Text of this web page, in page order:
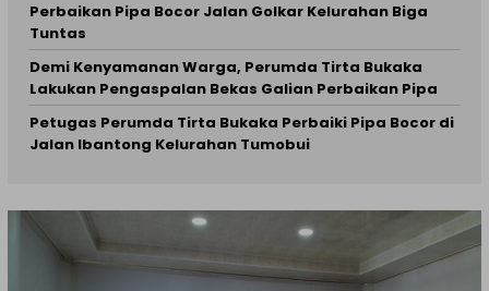
Perbaikan Pipa Bocor Jalan Golkar Kelurahan Biga
Tuntas
Demi Kenyamanan Warga, Perumda Tirta Bukaka
Lakukan Pengaspalan Bekas Galian Perbaikan Pipa
Petugas Perumda Tirta Bukaka Perbaiki Pipa Bocor di
Jalan Ibantong Kelurahan Tumobui